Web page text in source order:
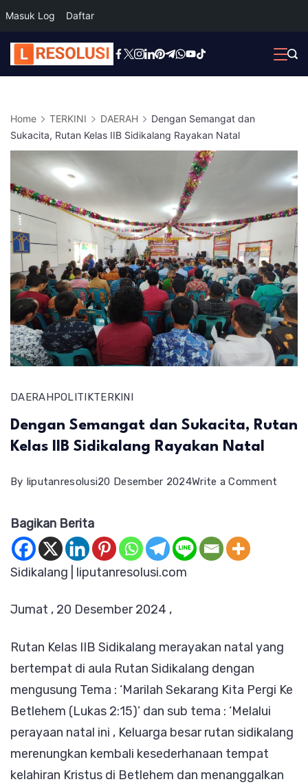
Masuk Log Daftar
Skip
to
Home TERKINI DAERAH
Dengan Semangat dan
Sukacita, Rutan Kelas IIB Sidikalang Rayakan Natal
DAERAHPOLITIKTERKINI
Dengan Semangat dan Sukacita, Rutan
Kelas IIB Sidikalang Rayakan Natal
By liputanresolusi20 Desember 2024Write a Comment
Natal
Bagikan Berita
Sidikalang | liputanresolusi.com
Jumat , 20 Desember 2024 ,
Rutan Kelas IIB Sidikalang merayakan natal yang
bertempat di aula Rutan Sidikalang dengan
mengusung Tema : ‘Marilah Sekarang Kita Pergi Ke
Betlehem (Lukas 2:15)’ dan sub tema : ‘Melalui
perayaan natal ini , Keluarga besar rutan sidikalang
merenungkan kembali kesederhanaan tempat
kelahiran Kristus di Betlehem dan menanggalkan